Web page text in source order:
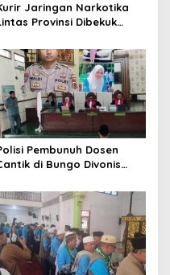
Jaringan Narkotika
Provinsi Dibekuk
Pembunuh Dosen
di Bungo Divonis